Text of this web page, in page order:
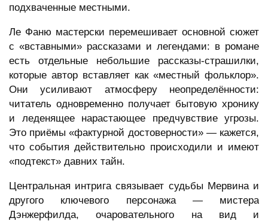
подхваченные местными.
Ле Фаню мастерски перемешивает основной сюжет
с «вставными» рассказами и легендами: в романе
есть отдельные небольшие рассказы-страшилки,
которые автор вставляет как «местный фольклор».
Они усиливают атмосферу неопределённости:
читатель одновременно получает бытовую хронику
и леденящее нарастающее предчувствие угрозы.
Это приёмы «фактурной достоверности» — кажется,
что события действительно происходили и имеют
«подтекст» давних тайн.
Центральная интрига связывает судьбы Мервина и
другого ключевого персонажа — мистера
Дэнжерфилда, очаровательного на вид и